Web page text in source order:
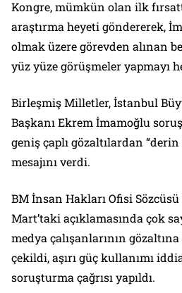
Kongre, mümkün olan ilk
araştırma heyeti göndererek,
olmak üzere görevden alınan
yüz yüze görüşmeler yapmayı
Birleşmiş Milletler, İstanbul
Başkanı Ekrem İmamoğlu
geniş çaplı gözaltılardan
mesajını verdi.
BM İnsan Hakları Ofisi
Mart’taki açıklamasında çok
medya çalışanlarının
çekildi, aşırı güç kullanımı
soruşturma çağrısı yapıldı.